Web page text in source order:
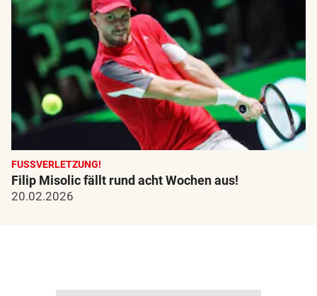
FUSSVERLETZUNG!
Filip Misolic fällt rund acht Wochen aus!
20.02.2026